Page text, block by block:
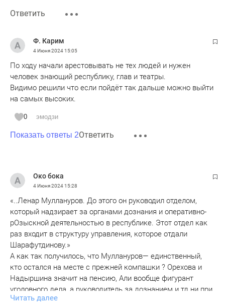
Ответить
Ф. Карим
4 Июня 202415:05
По ходу начали арестовывать не тех людей и нужен
человек знающий республику, глав и театры.
Видимо решили что если пойдёт так дальше можно выйти
на самых высоких.
0 эмодзи
Показать ответы 2Ответить
Око бока
4 Июня 202415:28
«..Ленар Муллануров. До этого он руководил отделом,
который надзирает за органами дознания и оперативно-
рОзыскной деятельностью в республике. Этот отдел как
раз входит в структуру управления, которое отдали
Шарафутдинову.»
А как так получилось, что Муллануров— единственный,
кто остался на месте с прежней компашки ? Орехова и
Надыршина значит на пенсию, Али вообще фигурант
уголовного дела, а руководитель за дознанием и тд ни при
делах еще и на ротацию пошел? Господин новый прокурор
Читать далее